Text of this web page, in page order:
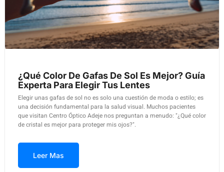
¿Qué Color De Gafas De Sol Es Mejor? Guía
Experta Para Elegir Tus Lentes
Elegir unas gafas de sol no es solo una cuestión de moda o estilo; es
una decisión fundamental para la salud visual. Muchos pacientes
que visitan Centro Óptico Adeje nos preguntan a menudo: "¿Qué color
de cristal es mejor para proteger mis ojos?".
Leer Mas